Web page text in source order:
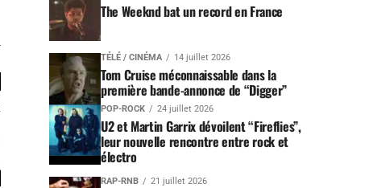
The Weeknd bat un record en France
TÉLÉ / CINÉMA 14 juillet 2026
Tom Cruise méconnaissable dans la
première bande-annonce de “Digger”
POP-ROCK 24 juillet 2026
U2 et Martin Garrix dévoilent “Fireflies”,
leur nouvelle rencontre entre rock et
électro
RAP-RNB 21 juillet 2026